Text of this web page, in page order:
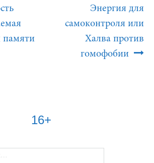
памяти
Энергия для
самоконтроля или
Халва против
гомофобии
16+